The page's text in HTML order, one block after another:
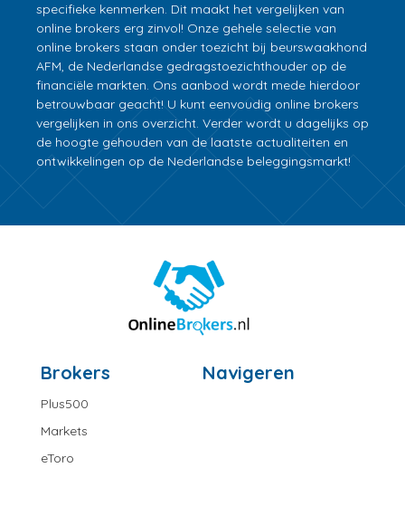
specifieke kenmerken. Dit maakt het vergelijken van
online brokers erg zinvol! Onze gehele selectie van
online brokers staan onder toezicht bij beurswaakhond
AFM, de Nederlandse gedragstoezichthouder op de
financiële markten. Ons aanbod wordt mede hierdoor
betrouwbaar geacht! U kunt eenvoudig online brokers
vergelijken in ons overzicht. Verder wordt u dagelijks op
de hoogte gehouden van de laatste actualiteiten en
ontwikkelingen op de Nederlandse beleggingsmarkt!
Brokers
Plus500
Markets
eToro
Navigeren